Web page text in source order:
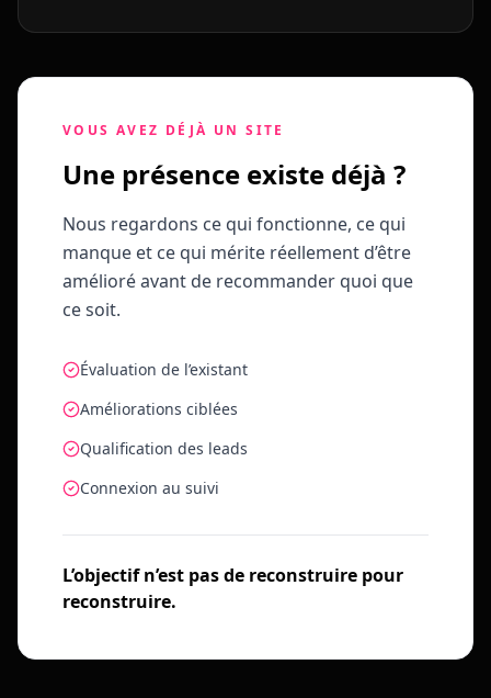
VOUS AVEZ DÉJÀ UN SITE
Une présence existe déjà ?
Nous regardons ce qui fonctionne, ce qui
manque et ce qui mérite réellement d’être
amélioré avant de recommander quoi que
ce soit.
Évaluation de l’existant
Améliorations ciblées
Qualification des leads
Connexion au suivi
L’objectif n’est pas de reconstruire pour
reconstruire.